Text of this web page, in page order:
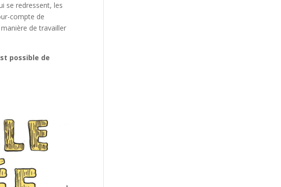
se redressent, les
compte de
de travailler
possible de